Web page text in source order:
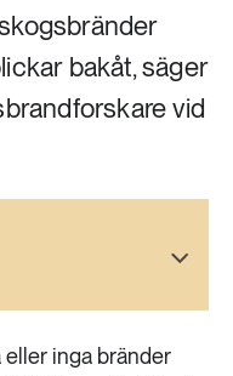
bakåt, säger
vid
eller inga bränder